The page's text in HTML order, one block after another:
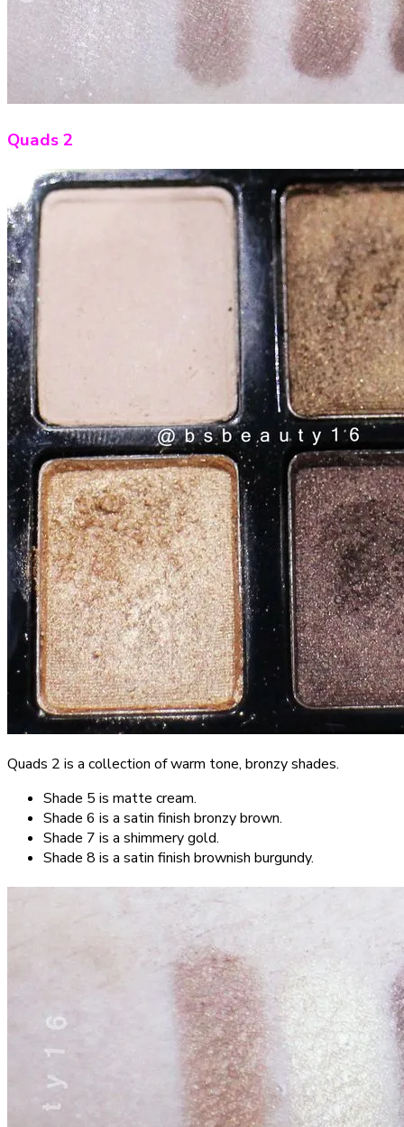
Quads 2
Quads 2 is a collection of warm tone, bronzy shades.
Shade 5 is matte cream.
Shade 6 is a satin finish bronzy brown.
Shade 7 is a shimmery gold.
Shade 8 is a satin finish brownish burgundy.